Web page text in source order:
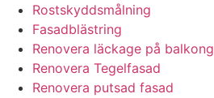
Rostskyddsmålning
Fasadblästring
Renovera läckage på balkong
Renovera Tegelfasad
Renovera putsad fasad